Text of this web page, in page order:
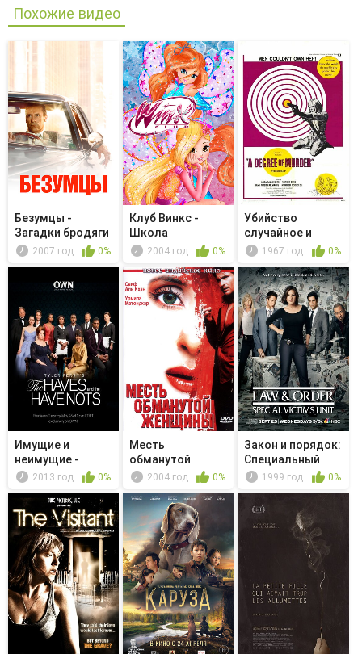
Похожие видео
Безумцы -
Загадки бродяги
2007 год 0%
Клуб Винкс -
Школа
волшебниц - The
2004 год 0%
Убийство
случайное и
преднамеренное
1967 год 0%
Имущие и
неимущие -
"Hanna's Tea&...
2013 год 0%
Месть
обманутой
женщины
2004 год 0%
Закон и порядок:
Специальный
корпус -...
1999 год 0%